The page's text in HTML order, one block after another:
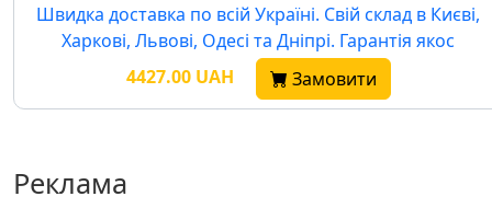
Швидка доставка по всій Україні. Свій склад в Києві,
Харкові, Львові, Одесі та Дніпрі. Гарантія якос
4427.00 UAH
Замовити
Реклама